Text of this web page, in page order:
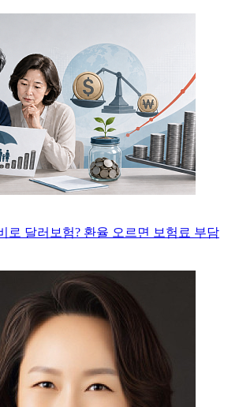
로 달러보험? 환율 오르면 보험료 부담